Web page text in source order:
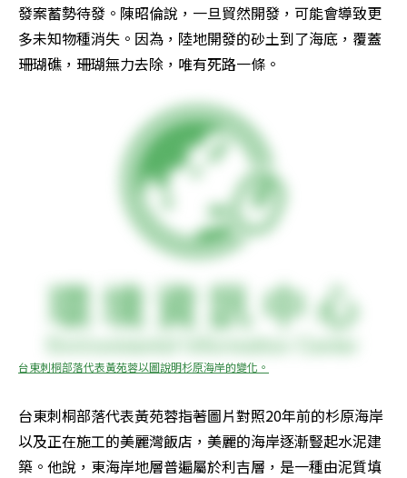
發案蓄勢待發。陳昭倫說，一旦貿然開發，可能會導致更
多未知物種消失。因為，陸地開發的砂土到了海底，覆蓋
珊瑚礁，珊瑚無力去除，唯有死路一條。
台東刺桐部落代表黃苑蓉以圖說明杉原海岸的變化。
台東刺桐部落代表黃苑蓉指著圖片對照20年前的杉原海岸
以及正在施工的美麗灣飯店，美麗的海岸逐漸豎起水泥建
築。他說，東海岸地層普遍屬於利吉層，是一種由泥質填